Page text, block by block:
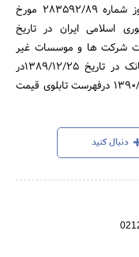
بانک ایران زمین ( سهامی عام) به موجب مجوز شماره 283592/89 مورخ
اسلامی ایران در تاریخ
399279 در اداره ثبت شرکت ها و موسسات غیر
تجاری در تهران به ثبت رسیده است. سهام بانک در تاریخ 1389/12/25در
فرابورس ایران پذیرفته شده است و از تاریخ 1390/7/5 درفهرست تابلوی قیمت
دنبال کنید